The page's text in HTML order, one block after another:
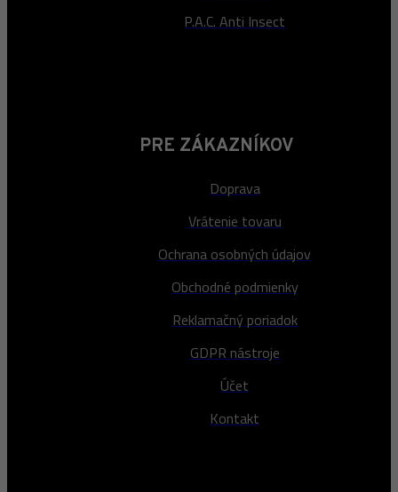
P.A.C. Anti Insect
PRE ZÁKAZNÍKOV
Doprava
Vrátenie tovaru
Ochrana osobných údajov
Obchodné podmienky
Reklamačný poriadok
GDPR nástroje
Účet
Kontakt